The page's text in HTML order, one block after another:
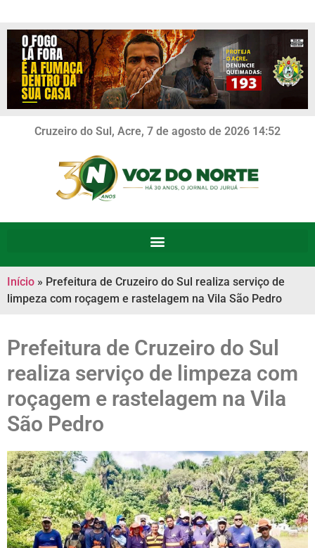
Cruzeiro do Sul, Acre, 7 de agosto de 2026 14:52
Início » Prefeitura de Cruzeiro do Sul realiza serviço de
limpeza com roçagem e rastelagem na Vila São Pedro
Prefeitura de Cruzeiro do Sul
realiza serviço de limpeza com
roçagem e rastelagem na Vila
São Pedro